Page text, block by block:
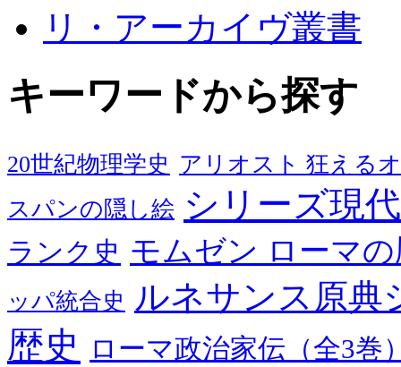
リ・アーカイヴ叢書
キーワードから探す
20世紀物理学史 アリオスト 狂える
スパンの隠し絵 シリーズ現
ランク史 モムゼン ローマ
ッパ統合史 ルネサンス原典
歴史 ローマ政治家伝（全3巻